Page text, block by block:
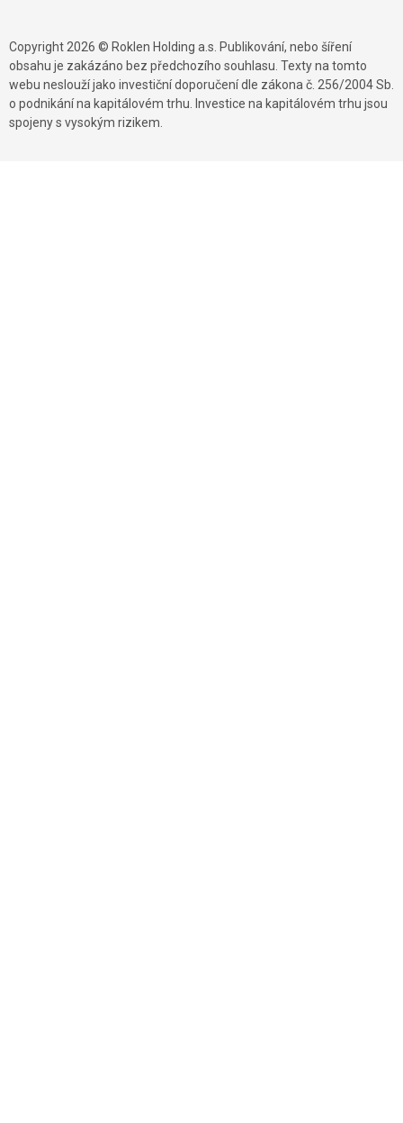
Copyright 2026 © Roklen Holding a.s. Publikování, nebo šíření
obsahu je zakázáno bez předchozího souhlasu. Texty na tomto
webu neslouží jako investiční doporučení dle zákona č. 256/2004 Sb.
o podnikání na kapitálovém trhu. Investice na kapitálovém trhu jsou
spojeny s vysokým rizikem.